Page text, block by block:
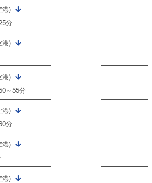
港)
分
港)
港)
～55分
港)
分
港)
港)